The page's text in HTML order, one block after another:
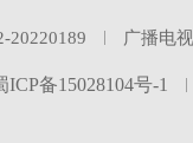
20220189 广播电
ICP备15028104号-1